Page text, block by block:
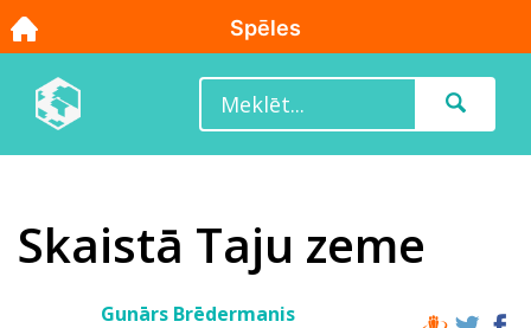
Skaistā Taju zeme
Gunārs Brēdermanis